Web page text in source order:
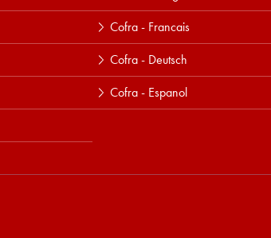
Cofra - Francais
Cofra - Deutsch
Cofra - Espanol